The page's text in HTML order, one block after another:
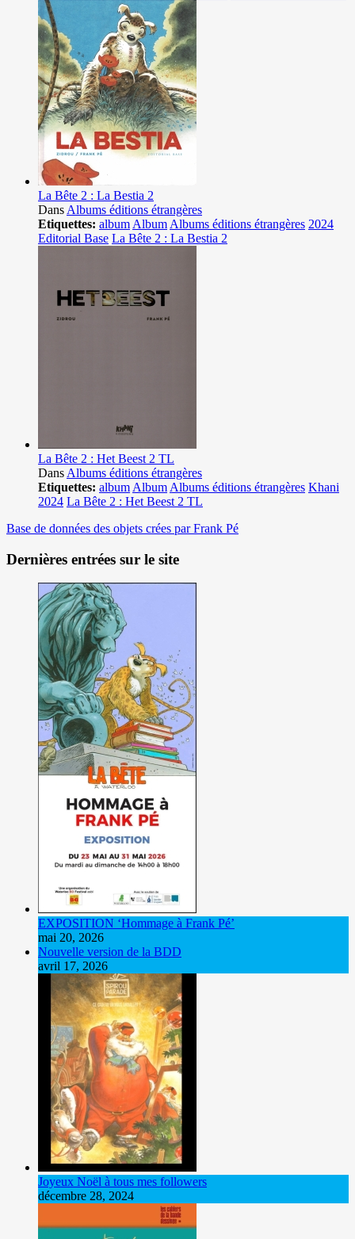
La Bête 2 : La Bestia 2
Dans Albums éditions étrangères
Etiquettes: album Album Albums éditions étrangères 2024
Editorial Base La Bête 2 : La Bestia 2
La Bête 2 : Het Beest 2 TL
Dans Albums éditions étrangères
Etiquettes: album Album Albums éditions étrangères Khani
2024 La Bête 2 : Het Beest 2 TL
Base de données des objets crées par Frank Pé
Dernières entrées sur le site
EXPOSITION ‘Hommage à Frank Pé’
mai 20, 2026
Nouvelle version de la BDD
avril 17, 2026
Joyeux Noël à tous mes followers
décembre 28, 2024